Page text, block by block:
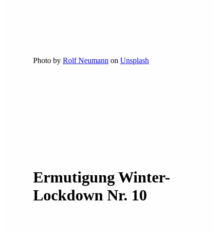
Photo by Rolf Neumann on Unsplash
Ermutigung Winter-
Lockdown Nr. 10